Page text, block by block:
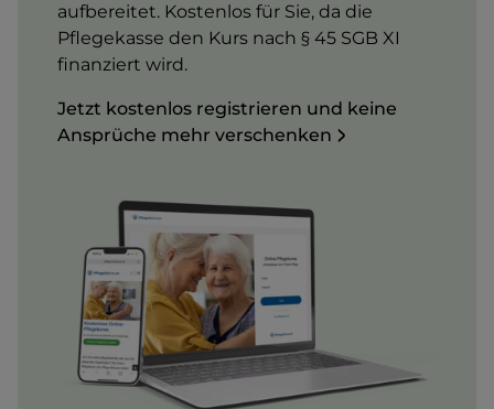
aufbereitet. Kostenlos für Sie, da die
Pflegekasse den Kurs nach § 45 SGB XI
finanziert wird.
Jetzt kostenlos registrieren und keine
Ansprüche mehr verschenken